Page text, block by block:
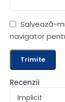
Recenzii
Salvează-
navigator